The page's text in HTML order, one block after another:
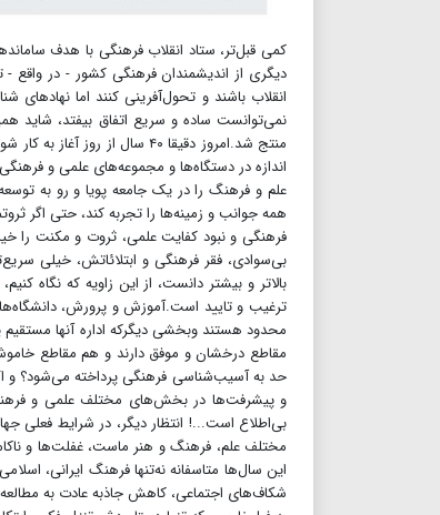
کمی قبل‌تر، ستاد انقلاب فرهنگی با هدف
دیگری از اندیشمندان فرهنگی کشور - در واقع
انقلاب باشند و تحول‌آفرینی کنند اما
نمی‌توانست ساده و سریع اتفاق بیفتد، شاید
منتج شد.امروز دقیقا ۴۰ سال
اندازه در دستگاه‌ها و مجموعه‌های علمی و
علم و فرهنگ را در یک جامعه پویا و رو به
همه جوانب و زمینه‌ها را تجربه کند، حتی اگر
فرهنگی و نبود کفایت علمی، ثروت و مکنت را
بی‌سوادی، فقر فرهنگی و ابتلائاتش، خیلی
بالاتر و بیشتر دانست، از این زاویه که
ترغیب و تایید است.آموزش و پرورش، دانشگاه‌ها،
محدود هستند وبخشی دیگرکه اداره آنها
مقاطع درخشان و موفق دارند و هم مقاطع
حد به آسیب‌شناسی فرهنگی پرداخته می‌شود؟ و
و پیشرفت‌ها در بخش‌های مختلف علمی و
بی‌اطلاع است...! انتظار دیگر، در شرایط فعلی
مختلف علم، فرهنگ و هنر ماست، غفلت‌ها و
این سال‌ها متاسفانه نه‌تنها فرهنگ ایرانی،
شکاف‌های اجتماعی، کاهش جاذبه عادت به مطالعه